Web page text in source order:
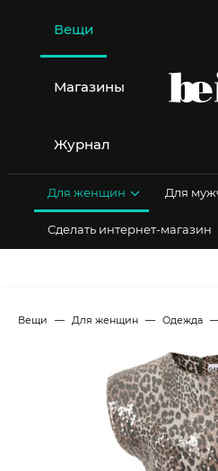
содержимому
Вещи
Магазины
Журнал
Для женщин Для
Сделать интернет-магазин
Вещи Для женщин Одежда